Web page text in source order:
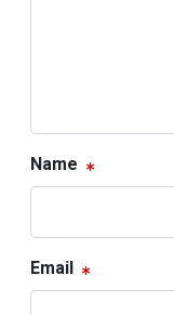
Name
Email